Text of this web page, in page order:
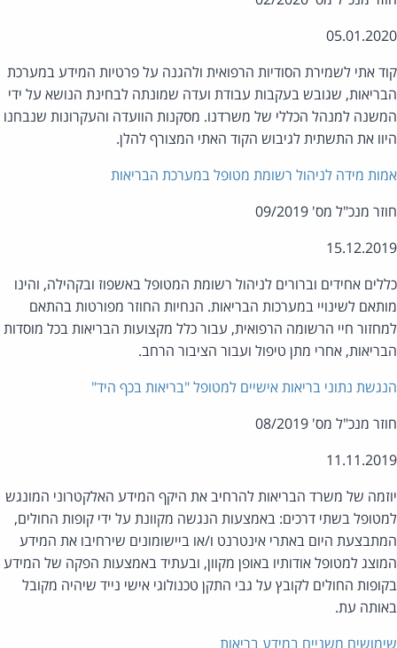
אתי לשמירת הסודיות הרפואית ולהגנה על פרטיות המידע במערכת
שגובש בעקבות עבודת ועדה שמונתה לבחינת הנושא על ידי
למנהל הכללי של משרדנו. מסקנות הוועדה והעקרונות שנבחנו
את התשתית לגיבוש הקוד האתי המצורף להלן.
מידה לניהול רשומת מטופל במערכת הבריאות
מנכ"ל מס' 09/2019
אחידים וברורים לניהול רשומת המטופל באשפוז ובקהילה, והינו
לשינויי במערכות הבריאות. הנחיות החוזר מפורטות בהתאם
חיי הרשומה הרפואית, עבור כלל מקצועות הבריאות בכל מוסדות
אחרי מתן טיפול ועבור הציבור הרחב.
נתוני בריאות אישיים למטופל "בריאות בכף היד"
מנכ"ל מס' 08/2019
של משרד הבריאות להרחיב את היקף המידע האלקטרוני המונגש
בשתי דרכים: באמצעות הנגשה מקוונת על ידי קופות החולים,
היום באתרי אינטרנט ו/או ביישומונים שירחיבו את המידע
למטופל אודותיו באופן מקוון, ובעתיד באמצעות הפקה של המידע
החולים לקובץ על גבי התקן טכנולוגי אישי נייד שיהיה מקובל
עת.
משניים במידע בריאות